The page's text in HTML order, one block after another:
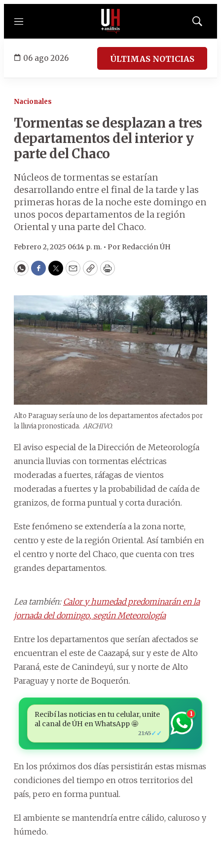
Menú
Mostrar
06 ago 2026 ÚLTIMAS NOTICIAS
Nacionales
Tormentas se desplazan a tres
departamentos del interior y
parte del Chaco
Núcleos de tormentas se estarían
desarrollando entre el final de la tarde y las
primeras horas de la noche este domingo en
unos pocos departamentos de la región
Oriental y una parte del Chaco.
Febrero 2, 2025 06:14 p. m. • Por Redacción ÚH
WhatsApp
Facebook
Twitter
EmailCopyPrint
Alto Paraguay sería uno de los departamentos afectados por
la lluvia pronosticada. ARCHIVO.
El aviso especial de la Dirección de Meteorología
anuncia lluvias con tormentas eléctricas
moderadas a fuertes, ráfagas de vientos
moderadas a fuertes y la probabilidad de caída de
granizos, de forma puntual y corta duración.
Este fenómeno se extendería a la zona norte,
centro y este de la región Oriental. Así también en
el centro y norte del Chaco, que cuenta con tres
grandes departamentos.
Lea también: Calor y humedad predominarán en la
jornada del domingo, según Meteorología
Entre los departamentos que serían afectados se
encuentran el este de Caazapá, sur y este de Alto
Paraná, este de Canindeyú, sur y norte de Alto
Paraguay y norte de Boquerón.
Recibí las noticias en tu celular, unite
al canal de ÚH en WhatsApp 🤩
21:45✓✓
1
En los próximos dos días persistirán estas mismas
condiciones del tiempo en otros territorios del
país, pero en forma puntual.
El ambiente se mantendría entre cálido, caluroso y
húmedo.